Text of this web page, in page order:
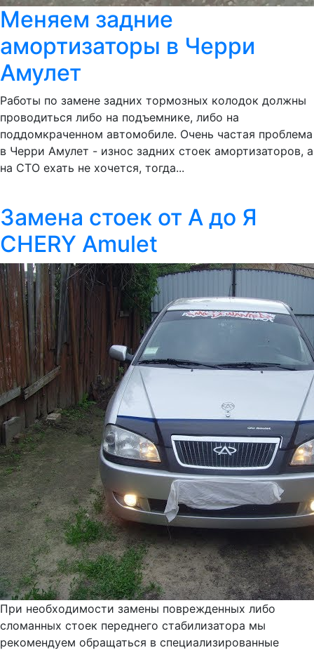
Меняем задние
амортизаторы в Черри
Амулет
Работы по замене задних тормозных колодок должны
проводиться либо на подъемнике, либо на
поддомкраченном автомобиле. Очень частая проблема
в Черри Амулет - износ задних стоек амортизаторов, а
на СТО ехать не хочется, тогда...
Замена стоек от А до Я
CHERY Amulet
При необходимости замены поврежденных либо
сломанных стоек переднего стабилизатора мы
рекомендуем обращаться в специализированные